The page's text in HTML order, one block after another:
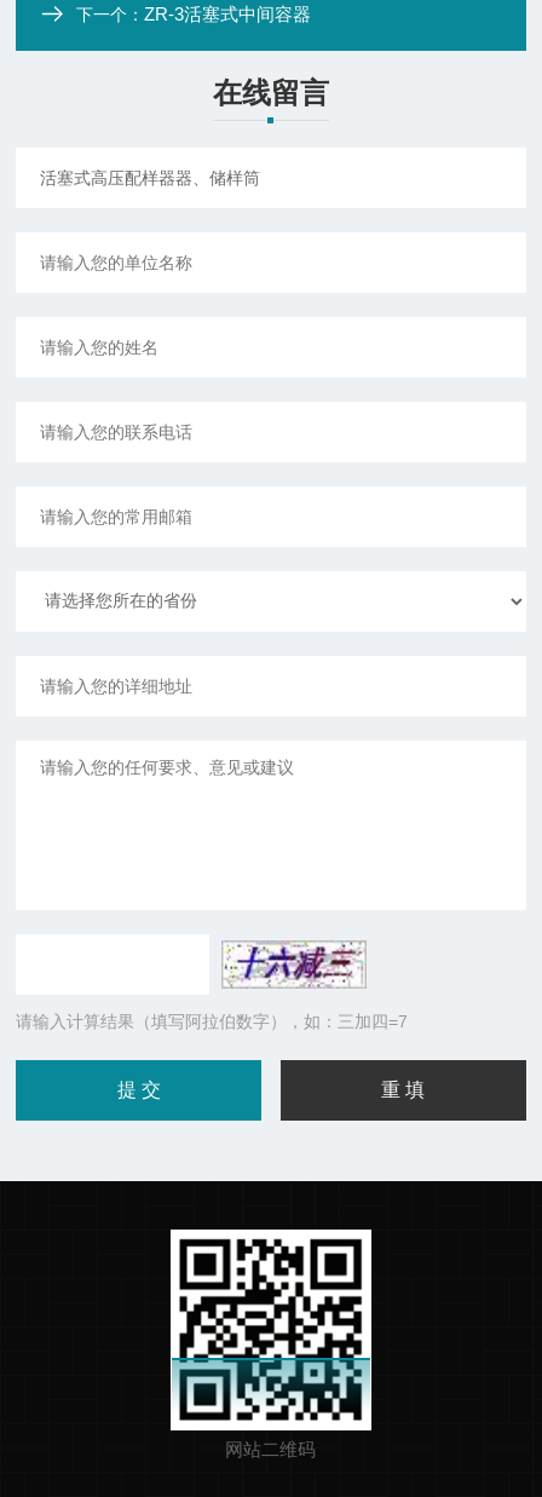
下一个：ZR-3活塞式中间容器
在线留言
请输入计算结果（填写阿拉伯数字），如：三加四=7
网站二维码